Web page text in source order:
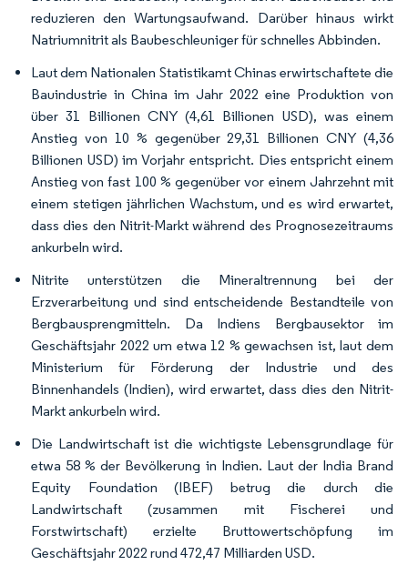
reduzieren den Wartungsaufwand. Darüber hinaus wirkt
Natriumnitrit als Baubeschleuniger für schnelles Abbinden.
Laut dem Nationalen Statistikamt Chinas erwirtschaftete die
Bauindustrie in China im Jahr 2022 eine Produktion von
über 31 Billionen CNY (4,61 Billionen USD), was einem
Anstieg von 10 % gegenüber 29,31 Billionen CNY (4,36
Billionen USD) im Vorjahr entspricht. Dies entspricht einem
Anstieg von fast 100 % gegenüber vor einem Jahrzehnt mit
einem stetigen jährlichen Wachstum, und es wird erwartet,
dass dies den Nitrit-Markt während des Prognosezeitraums
ankurbeln wird.
Nitrite unterstützen die Mineraltrennung bei der
Erzverarbeitung und sind entscheidende Bestandteile von
Bergbausprengmitteln. Da Indiens Bergbausektor im
Geschäftsjahr 2022 um etwa 12 % gewachsen ist, laut dem
Ministerium für Förderung der Industrie und des
Binnenhandels (Indien), wird erwartet, dass dies den Nitrit-
Markt ankurbeln wird.
Die Landwirtschaft ist die wichtigste Lebensgrundlage für
etwa 58 % der Bevölkerung in Indien. Laut der India Brand
Equity Foundation (IBEF) betrug die durch die
Landwirtschaft (zusammen mit Fischerei und
Forstwirtschaft) erzielte Bruttowertschöpfung im
Geschäftsjahr 2022 rund 472,47 Milliarden USD.